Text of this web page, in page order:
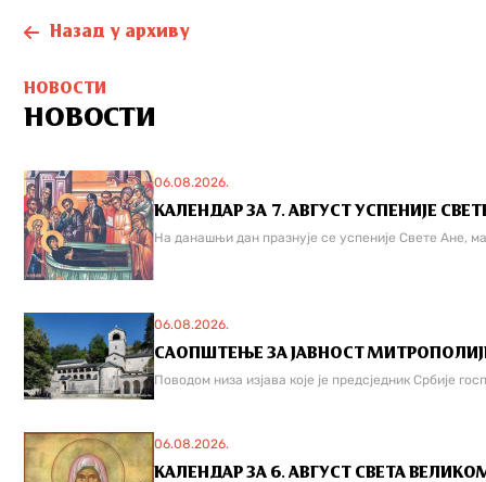
Назад у архиву
НОВОСТИ
НОВОСТИ
06.08.2026.
КАЛЕНДАР ЗА 7. АВГУСТ УСПЕНИЈЕ
На данашњи дан празнује се успеније Свете Ане,
06.08.2026.
САОПШТЕЊЕ ЗА ЈАВНОСТ
Поводом низа изјава које је предсједник Србије
06.08.2026.
КАЛЕНДАР ЗА 6. АВГУСТ СВЕТА